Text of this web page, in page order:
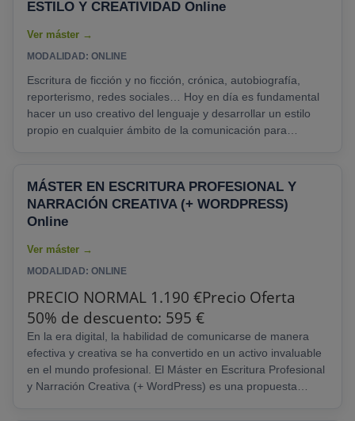
ESTILO Y CREATIVIDAD Online
MODALIDAD: ONLINE
Escritura de ficción y no ficción, crónica, autobiografía,
reporterismo, redes sociales… Hoy en día es fundamental
hacer un uso creativo del lenguaje y desarrollar un estilo
propio en cualquier ámbito de la comunicación para
Hasta el 15 de septiembre Definición del programa
objetivo principal de este programa es incentivar la
creatividad y el estilo propio.......
MÁSTER EN ESCRITURA PROFESIONAL Y
NARRACIÓN CREATIVA (+ WORDPRESS)
Online
MODALIDAD: ONLINE
PRECIO NORMAL 1.190 €Precio Oferta
50% de descuento: 595 €
En la era digital, la habilidad de comunicarse de manera
efectiva y creativa se ha convertido en un activo invaluable
en el mundo profesional. El Máster en Escritura Profesional
y Narración Creativa (+ WordPress) es una propuesta